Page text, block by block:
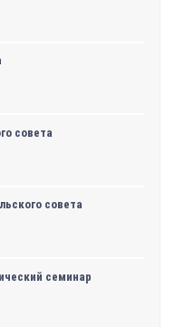
совета
совета
семинар